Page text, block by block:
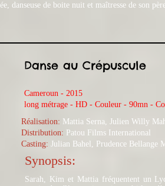
danseuse de boite nuit et maîtresse de son
Danse au Crépuscule
Cameroun - 2015
long métrage - HD - Couleur - 90mn -
Réalisation: Mattia Serna, Julien Willy
Distribution: Patou Films International
Casting: Julian Bahel, Prudence Bellange
Synopsis:
Sarah, Kim et Mattia fréquentent un